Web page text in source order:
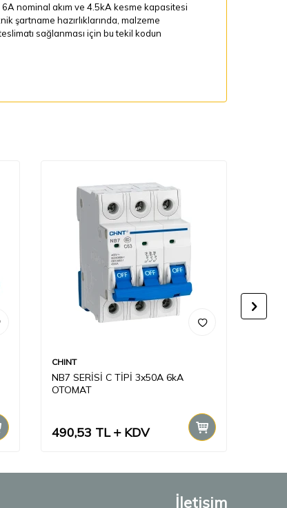
nominal akım ve 4.5kA kesme kapasitesi
şartname hazırlıklarında, malzeme
sağlanması için bu tekil kodun
CHINT
NB7 SERİSİ C TİPİ 3x50A 6kA
OTOMAT
490,53 TL KDV
İletişim